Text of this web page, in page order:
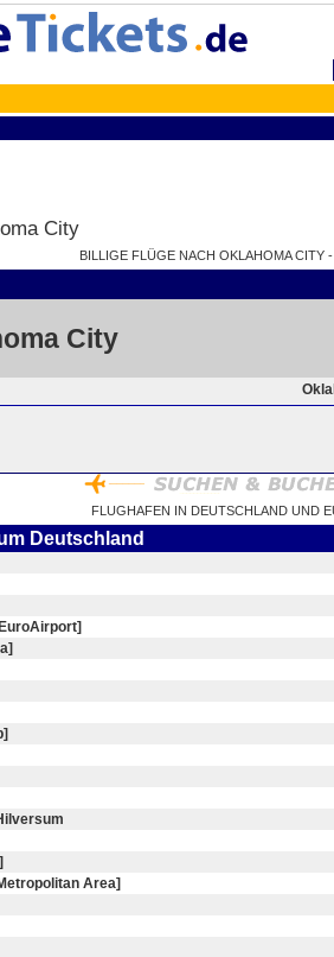
City
BILLIGE FLÜGE NACH OKLAHOMA CITY
City
FLUGHAFEN IN DEUTSCHLAND UND
Deutschland
Area]